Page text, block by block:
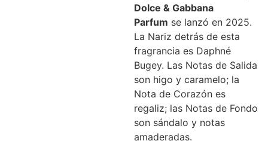
Dolce & Gabbana
Parfum se lanzó en 2025.
La Nariz detrás de esta
fragrancia es Daphné
Bugey. Las Notas de Salida
son higo y caramelo; la
Nota de Corazón es
regaliz; las Notas de Fondo
son sándalo y notas
amaderadas.